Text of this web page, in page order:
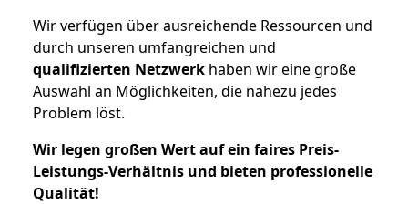
Wir verfügen über ausreichende Ressourcen und
durch unseren umfangreichen und
qualifizierten Netzwerk haben wir eine große
Auswahl an Möglichkeiten, die nahezu jedes
Problem löst.
Wir legen großen Wert auf ein faires Preis-
Leistungs-Verhältnis und bieten professionelle
Qualität!